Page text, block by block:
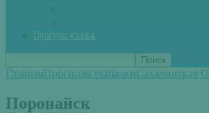
Прогноз клева
ГлавнаяПрогнозы рыбалкиСахалинская
Поронайск